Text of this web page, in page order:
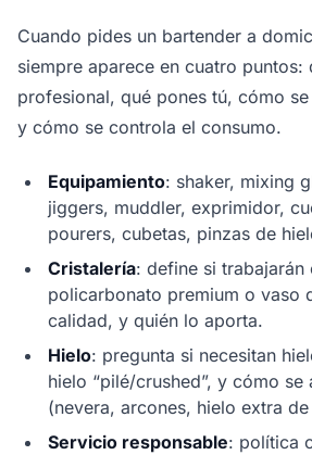
Cuando pides un bartender a
siempre aparece en cuatro puntos:
profesional, qué pones tú, cómo
y cómo se controla el consumo.
Equipamiento: shaker, mixing
jiggers, muddler, exprimidor,
pourers, cubetas, pinzas de
Cristalería: define si trabajarán
policarbonato premium o vaso
calidad, y quién lo aporta.
Hielo: pregunta si necesitan
hielo “pilé/crushed”, y cómo se
(nevera, arcones, hielo extra
Servicio responsable: política